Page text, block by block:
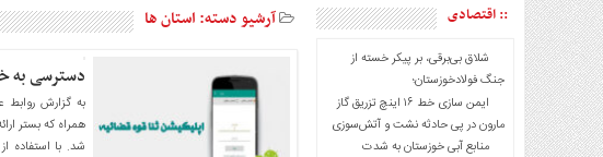
دسترسی
سریع
استخدام
ارسال
خبر
جشنواره سراسری رسانه های مکتوب و مجازی " وفاق ملی" الف /
حرفه ای: تیتر ، سرمقاله، گزارش، گفت و گو، یادداشت، عکس،
: منتشر شده یا نشده) ب / موضوعی: وفاق ملی ، هویت ایرانی و ملی
و پیوستگی اقوام، رابطه ی دولت و نسل Z ، توسعه ی اقتصادی کشور
(بدون محدودیت تاریخی تا ۱۵آبان ۱۴۰۳، منتشر شده یا نشده) ج /
مجازی: ۵ توییت برتر و ۵ پست اینستاگرامی برتر با موضوع
آیین
رئیس
فروردین
رئیس
از
دستیابی به
:: اقتصادی
شلاق‌ بی‌برقی، بر پیکر خسته‌ از
جنگ فولادخوزستان؛
ایمن سازی خط ۱۶ اینچ تزریق گاز
مارون در پی حادثه نشت و آتش‌سوزی
منابع آبی خوزستان به شدت
آرشیو دسته: استان ها
دسترسی به
به گزارش روابط
همراه که بستر
شد. با استفاده